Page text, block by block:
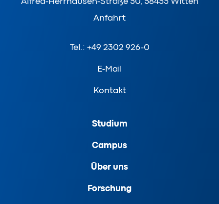
Anfahrt
Tel.: +49 2302 926-0
E-Mail
Kontakt
Studium
Campus
Über uns
Forschung